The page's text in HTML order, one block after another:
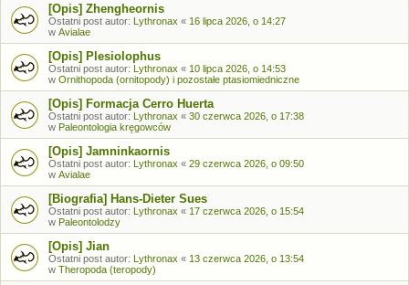
[Opis] Zhengheornis
Ostatni post autor: Lythronax « 16 lipca 2026, o 14:27
w Avialae
[Opis] Plesiolophus
Ostatni post autor: Lythronax « 10 lipca 2026, o 14:53
w Ornithopoda (ornitopody) i pozostałe ptasiomiedniczne
[Opis] Formacja Cerro Huerta
Ostatni post autor: Lythronax « 30 czerwca 2026, o 17:38
w Paleontologia kręgowców
[Opis] Jamninkaornis
Ostatni post autor: Lythronax « 29 czerwca 2026, o 09:50
w Avialae
[Biografia] Hans-Dieter Sues
Ostatni post autor: Lythronax « 17 czerwca 2026, o 15:54
w Paleontolodzy
[Opis] Jian
Ostatni post autor: Lythronax « 13 czerwca 2026, o 13:54
w Theropoda (teropody)